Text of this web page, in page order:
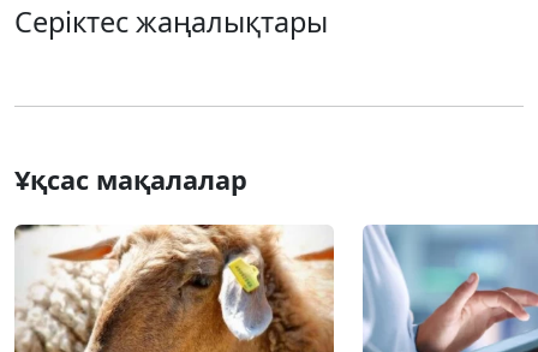
Серіктес жаңалықтары
Ұқсас мақалалар